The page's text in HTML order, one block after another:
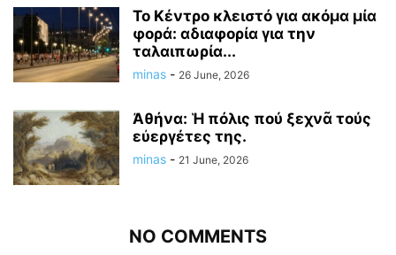
Το Κέντρο κλειστό για ακόμα μία
φορά: αδιαφορία για την
ταλαιπωρία...
minas - 26 June, 2026
Ἀθήνα: Ἡ πόλις πού ξεχνᾶ τούς
εὐεργέτες της.
minas - 21 June, 2026
NO COMMENTS